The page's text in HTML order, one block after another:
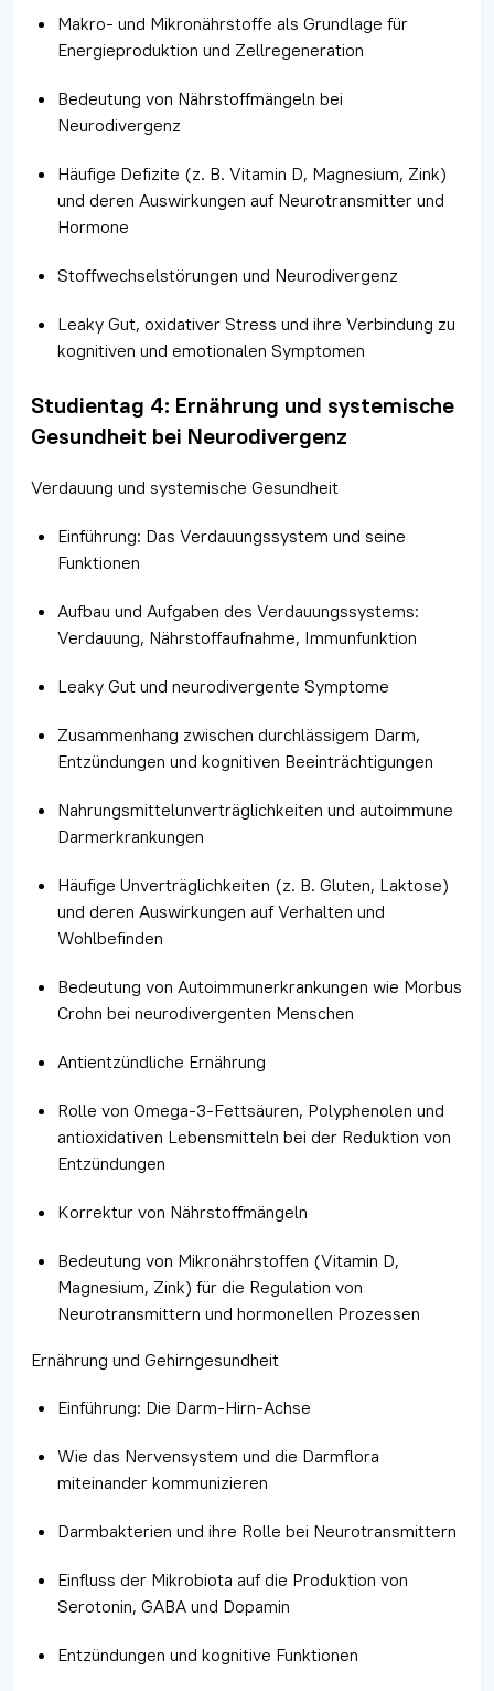
Makro- und Mikronährstoffe als Grundlage für
Energieproduktion und Zellregeneration
Bedeutung von Nährstoffmängeln bei
Neurodivergenz
Häufige Defizite (z. B. Vitamin D, Magnesium, Zink)
und deren Auswirkungen auf Neurotransmitter und
Hormone
Stoffwechselstörungen und Neurodivergenz
Leaky Gut, oxidativer Stress und ihre Verbindung zu
kognitiven und emotionalen Symptomen
Studientag 4: Ernährung und systemische
Gesundheit bei Neurodivergenz
Verdauung und systemische Gesundheit
Einführung: Das Verdauungssystem und seine
Funktionen
Aufbau und Aufgaben des Verdauungssystems:
Verdauung, Nährstoffaufnahme, Immunfunktion
Leaky Gut und neurodivergente Symptome
Zusammenhang zwischen durchlässigem Darm,
Entzündungen und kognitiven Beeinträchtigungen
Nahrungsmittelunverträglichkeiten und autoimmune
Darmerkrankungen
Häufige Unverträglichkeiten (z. B. Gluten, Laktose)
und deren Auswirkungen auf Verhalten und
Wohlbefinden
Bedeutung von Autoimmunerkrankungen wie Morbus
Crohn bei neurodivergenten Menschen
Antientzündliche Ernährung
Rolle von Omega-3-Fettsäuren, Polyphenolen und
antioxidativen Lebensmitteln bei der Reduktion von
Entzündungen
Korrektur von Nährstoffmängeln
Bedeutung von Mikronährstoffen (Vitamin D,
Magnesium, Zink) für die Regulation von
Neurotransmittern und hormonellen Prozessen
Ernährung und Gehirngesundheit
Einführung: Die Darm-Hirn-Achse
Wie das Nervensystem und die Darmflora
miteinander kommunizieren
Darmbakterien und ihre Rolle bei Neurotransmittern
Einfluss der Mikrobiota auf die Produktion von
Serotonin, GABA und Dopamin
Entzündungen und kognitive Funktionen